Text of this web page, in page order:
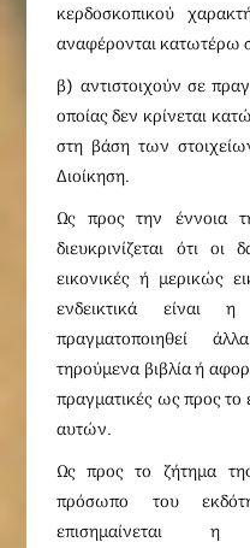
κερδοσκοπικού
αναφέρονται κατωτέρω
β) αντιστοιχούν σε
οποίας δεν κρίνεται
στη βάση των
Διοίκηση.
Ως προς την έννοια
διευκρινίζεται ότι
εικονικές ή μερικώς
ενδεικτικά
πραγματοποιηθεί
τηρούμενα βιβλία ή
πραγματικές ως προς
αυτών.
Ως προς το ζήτημα
πρόσωπο του
επισημαίνεται η